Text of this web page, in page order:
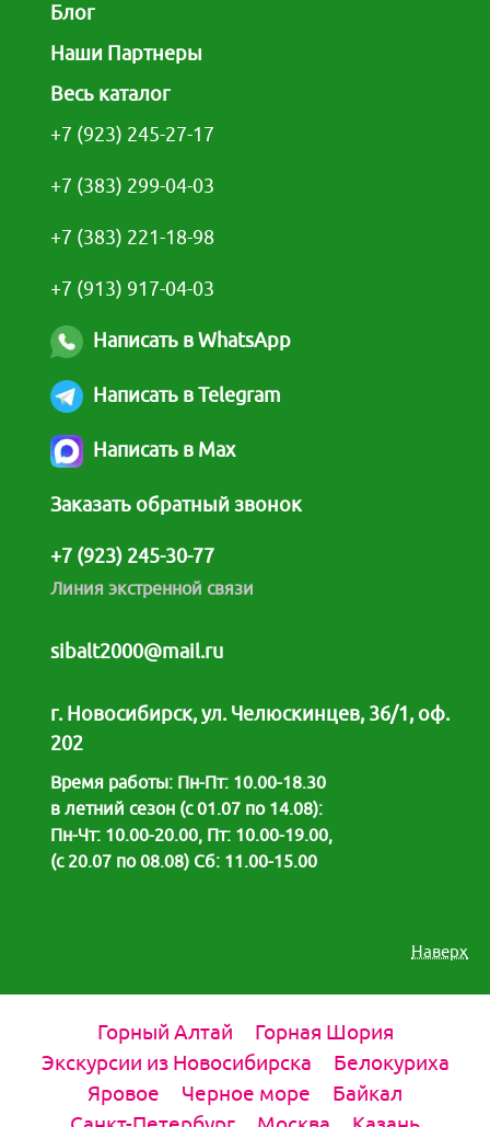
Блог
Наши Партнеры
Весь каталог
+7 (923) 245-27-17
+7 (383) 299-04-03
+7 (383) 221-18-98
+7 (913) 917-04-03
Написать в WhatsApp
Написать в Telegram
Написать в Max
Заказать обратный звонок
+7 (923) 245-30-77
Линия экстренной связи
sibalt2000@mail.ru
г. Новосибирск, ул. Челюскинцев, 36/1, оф.
202
Время работы: Пн-Пт: 10.00-18.30
в летний сезон (с 01.07 по 14.08):
Пн-Чт: 10.00-20.00, Пт: 10.00-19.00,
(с 20.07 по 08.08) Сб: 11.00-15.00
Наверх
Горный Алтай
Горная Шория
Экскурсии из Новосибирска
Белокуриха
Яровое
Черное море
Байкал